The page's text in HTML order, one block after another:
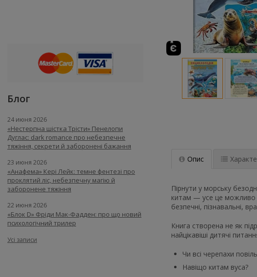
Опис
Пірнути у морську
китам — усе це можливо
безпечні, пізнавальні,
Книга створена не як
найцікавіші дитячі
Чи всі черепахи
Навіщо китам вуса?
Блог
24 июня 2026
«Нестерпна шістка Трісти» Пенелопи
Дуглас: dark romance про небезпечне
тяжіння, секрети й заборонені бажання
23 июня 2026
«Анафема» Кері Лейк: темне фентезі про
проклятий ліс, небезпечну магію й
заборонене тяжіння
22 июня 2026
«Блок D» Фріди Мак-Фадден: про що новий
психологічний трилер
Усі записи